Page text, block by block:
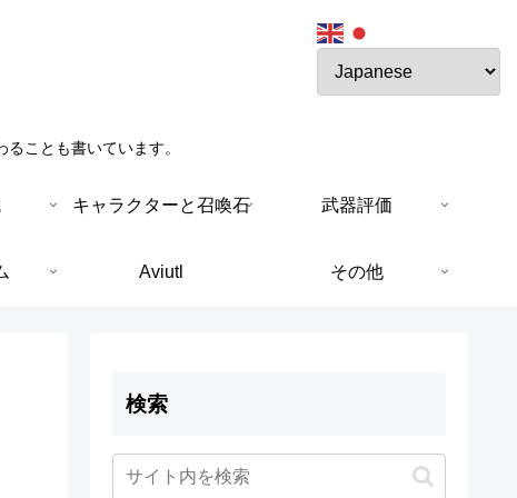
ことも書いています。
キャラクターと召喚石 武器評価
Aviutl その他
検索